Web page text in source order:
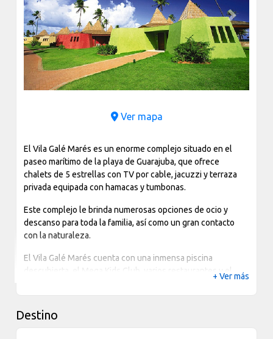
Previous Next
Ver mapa
El Vila Galé Marés es un enorme complejo situado en el
paseo marítimo de la playa de Guarajuba, que ofrece
chalets de 5 estrellas con TV por cable, jacuzzi y terraza
privada equipada con hamacas y tumbonas.
Este complejo le brinda numerosas opciones de ocio y
descanso para toda la familia, así como un gran contacto
con la naturaleza.
El Vila Galé Marés cuenta con una inmensa piscina
descubierta, el Mega Kids Club, varios restaurantes y el
haciendo actividades acuáticas o jugando al tenis y otros
+ Ver más
Destino